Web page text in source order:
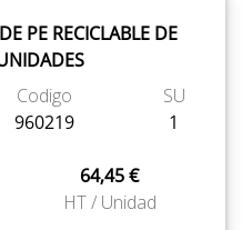
PE RECICLABLE DE
Codigo
960219
SU
1
64,45 €
HT / Unidad